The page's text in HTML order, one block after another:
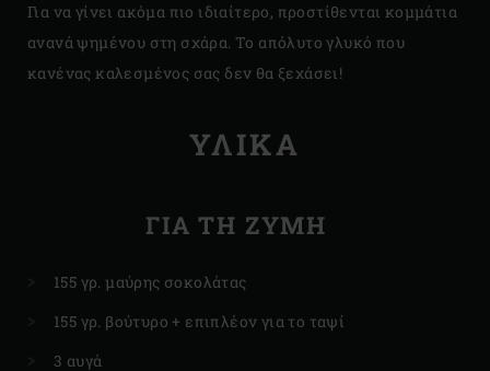
Για να γίνει ακόμα πιο ιδιαίτερο, προστίθενται κομμάτια
ανανά ψημένου στη σχάρα. Το απόλυτο γλυκό που
κανένας καλεσμένος σας δεν θα ξεχάσει!
ΥΛΙΚΑ
ΓΙΑ ΤΗ ΖΎΜΗ
155 γρ. μαύρης σοκολάτας
155 γρ. βούτυρο + επιπλέον για το ταψί
3 αυγά